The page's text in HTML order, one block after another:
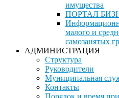
имущества
ПОРТАЛ
малого и
самозанятых
АДМИНИСТРАЦИЯ
Структура
Руководители
Муниципальная
Контакты
Порядок и время